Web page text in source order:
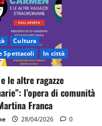
Cultura
Spettacoli
In città
le altre ragazze
l’opera di comunità
Franca
28/04/2026 0